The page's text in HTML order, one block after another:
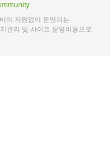
의 지원없이 운영되는
관리 및 사이트 운영비용으로